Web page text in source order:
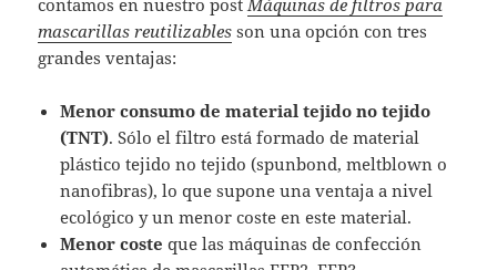
contamos en nuestro postMáquinas de filtros para
mascarillas reutilizables son una opción con tres
grandes ventajas:
Menor consumo de material tejido no tejido
(TNT). Sólo el filtro está formado de material
plástico tejido no tejido (spunbond, meltblown o
nanofibras), lo que supone una ventaja a nivel
ecológico y un menor coste en este material.
Menor costeque las máquinas de confección